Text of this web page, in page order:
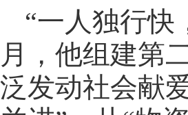
“一人独行
月，他组建第
泛发动社会献